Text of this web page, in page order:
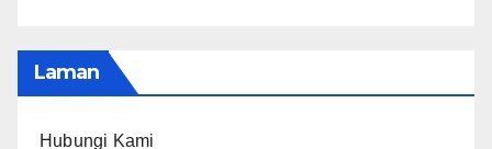
Laman
Hubungi Kami